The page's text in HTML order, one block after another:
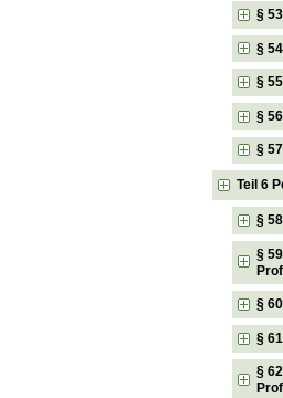
§
§
§
§
§
Teil 6
§
§
§
§
§